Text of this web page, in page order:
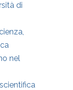
di
nel